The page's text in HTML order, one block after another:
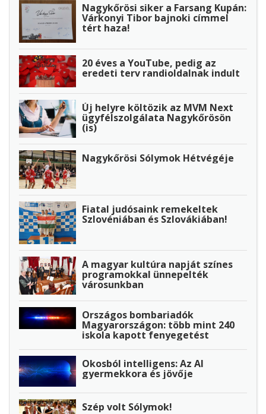
Nagykőrösi siker a Farsang Kupán:
Várkonyi Tibor bajnoki címmel
tért haza!
20 éves a YouTube, pedig az
eredeti terv randioldalnak indult
Új helyre költözik az MVM Next
ügyfélszolgálata Nagykőrösön
(is)
Nagykőrösi Sólymok Hétvégéje
Fiatal judósaink remekeltek
Szlovéniában és Szlovákiában!
A magyar kultúra napját színes
programokkal ünnepelték
városunkban
Országos bombariadók
Magyarországon: több mint 240
iskola kapott fenyegetést
Okosból intelligens: Az AI
gyermekkora és jövője
Szép volt Sólymok!